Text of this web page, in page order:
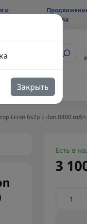
и
бренда
Li-ion 6s2p Li-Ion 8400
Закрыть
Есть в
3